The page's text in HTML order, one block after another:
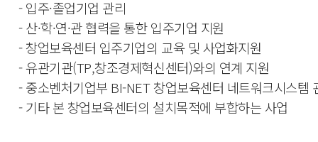
- 입주·졸업기업 관리
- 산·학·연·관 협력을 통한 입주기업 지원
- 창업보육센터 입주기업의 교육 및 사업화지원
- 유관기관(TP,창조경제혁신센터)와의 연계 지원
- 중소벤처기업부 BI-NET 창업보육센터 네트워크시스템
- 기타 본 창업보육센터의 설치목적에 부합하는 사업